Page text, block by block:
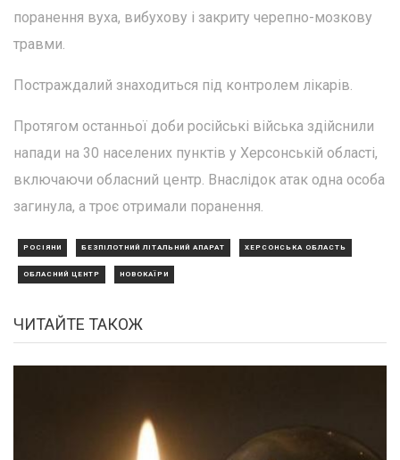
поранення вуха, вибухову і закриту черепно-мозкову
травми.
Постраждалий знаходиться під контролем лікарів.
Протягом останньої доби російські війська здійснили
напади на 30 населених пунктів у Херсонській області,
включаючи обласний центр. Внаслідок атак одна особа
загинула, а троє отримали поранення.
РОСІЯНИ БЕЗПІЛОТНИЙ ЛІТАЛЬНИЙ АПАРАТ ХЕРСОНСЬКА ОБЛАСТЬ
ОБЛАСНИЙ ЦЕНТР НОВОКАЇРИ
ЧИТАЙТЕ ТАКОЖ